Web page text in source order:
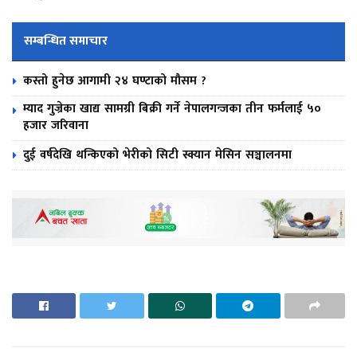
सम्बन्धित समाचार
कस्तो हुनेछ आगामी २४ घण्टाको मौसम ?
म्याद गुज्रेका खाद्य सामग्री बिक्री गर्ने नेपालगन्जका तीन फर्मलाई ५०
हजार जरिवाना
दुई वर्षदेखि थन्किएको भेरीको सिटी स्क्यान मेसिन सञ्चालनमा